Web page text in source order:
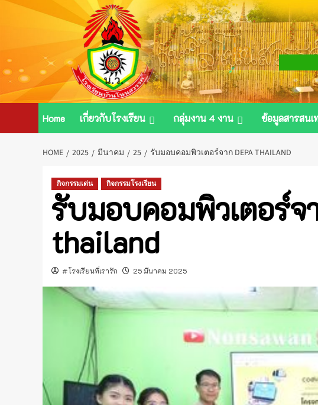
Skip
Home เกี่ยวกับโรงเรียน กลุ่มงาน 4 งาน ข้อมูลสารสนเ
HOME 2025 มีนาคม 25 รับมอบคอมพิวเตอร์จาก DEPA THAILAND
กิจกรรมเด่น กิจกรรมโรงเรียน
รับมอบคอมพิวเตอร์จ
thailand
#โรงเรียนที่เรารัก 25 มีนาคม 2025